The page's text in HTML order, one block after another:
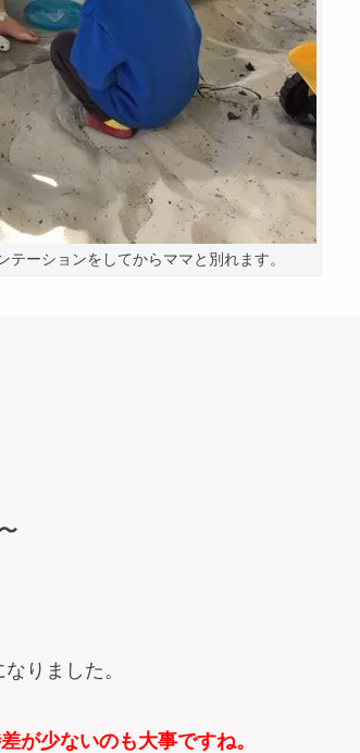
ーションをしてからママと別れます。
りました。
が少ないのも大事ですね。